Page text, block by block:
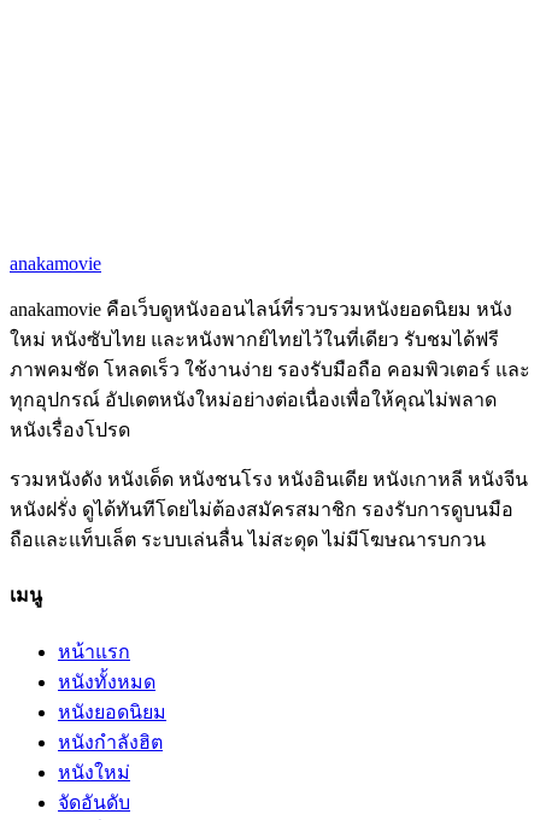
anakamovie
anakamovie คือเว็บดูหนังออนไลน์ที่รวบรวมหนังยอดนิยม หนัง
ใหม่ หนังซับไทย และหนังพากย์ไทยไว้ในที่เดียว รับชมได้ฟรี
ภาพคมชัด โหลดเร็ว ใช้งานง่าย รองรับมือถือ คอมพิวเตอร์ และ
ทุกอุปกรณ์ อัปเดตหนังใหม่อย่างต่อเนื่องเพื่อให้คุณไม่พลาด
หนังเรื่องโปรด
รวมหนังดัง หนังเด็ด หนังชนโรง หนังอินเดีย หนังเกาหลี หนังจีน
หนังฝรั่ง ดูได้ทันทีโดยไม่ต้องสมัครสมาชิก รองรับการดูบนมือ
ถือและแท็บเล็ต ระบบเล่นลื่น ไม่สะดุด ไม่มีโฆษณารบกวน
เมนู
หน้าแรก
หนังทั้งหมด
หนังยอดนิยม
หนังกำลังฮิต
หนังใหม่
จัดอันดับ